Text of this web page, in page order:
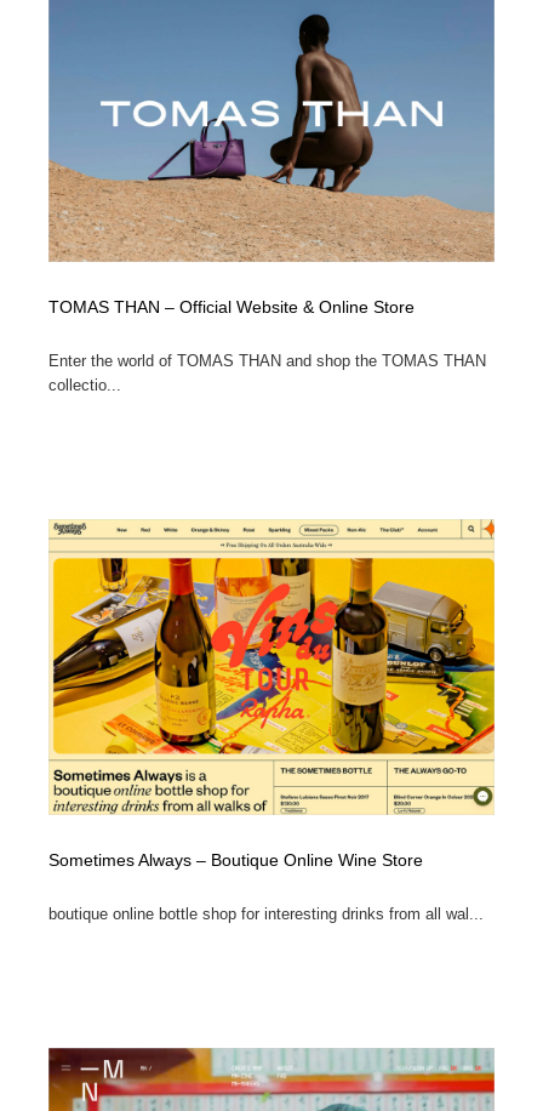
TOMAS THAN – Official Website & Online Store
Enter the world of TOMAS THAN and shop the TOMAS THAN
collectio...
Sometimes Always – Boutique Online Wine Store
boutique online bottle shop for interesting drinks from all wal...